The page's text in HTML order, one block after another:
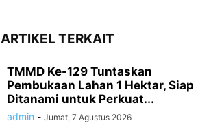
ARTIKEL TERKAIT
TMMD Ke-129 Tuntaskan
Pembukaan Lahan 1 Hektar, Siap
Ditanami untuk Perkuat...
admin - Jumat, 7 Agustus 2026